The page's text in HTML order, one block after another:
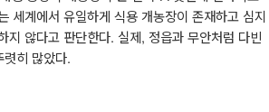
세계에서 유일하게 식용 개농장이 존재하고 심지
지 않다고 판단한다. 실제, 정읍과 무안처럼 다빈
히 많았다.